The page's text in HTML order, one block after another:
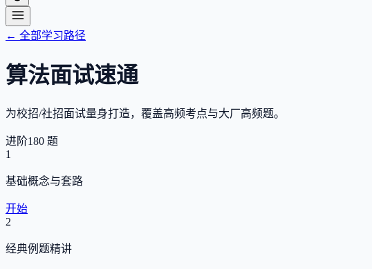
← 全部学习路径
算法面试速通
为校招/社招面试量身打造，覆盖高频考点与大厂高频题。
进阶180 题
1
基础概念与套路
开始
2
经典例题精讲